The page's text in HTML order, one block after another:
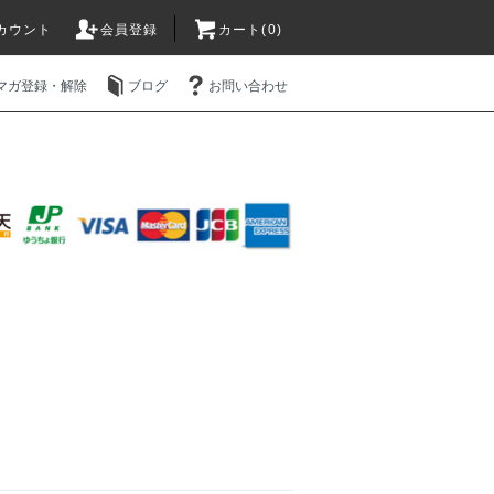
ウント 会員登録 カート(0)
ガ登録・解除 ブログ お問い合わせ